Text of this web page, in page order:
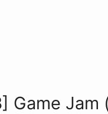
Game Jam